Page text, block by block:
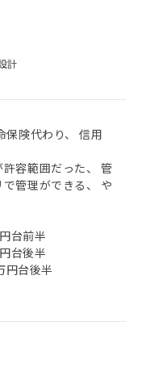
計
保険代わり、 信用
容範囲だった、 管
管理ができる、 や
台前半
台後半
円台後半